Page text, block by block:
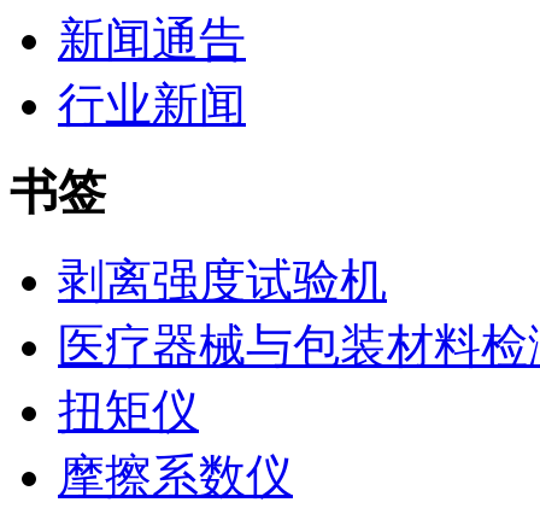
新闻通告
行业新闻
书签
剥离强度试验机
医疗器械与包装材料检
扭矩仪
摩擦系数仪